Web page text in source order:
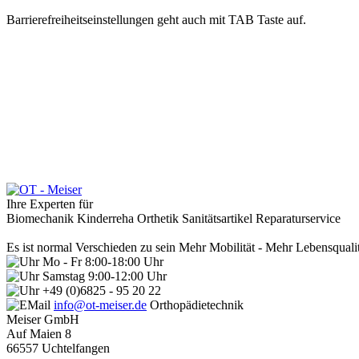
Barrierefreiheitseinstellungen geht auch mit TAB Taste auf.
Ihre Experten für
Biomechanik Kinderreha Orthetik Sanitätsartikel Reparaturservice
Es ist normal Verschieden zu sein Mehr Mobilität - Mehr
Mo - Fr 8:00-18:00 Uhr
Samstag 9:00-12:00 Uhr
+49 (0)6825 - 95 20 22
info@ot-meiser.de Orthopädietechnik
Meiser GmbH
Auf Maien 8
66557 Uchtelfangen